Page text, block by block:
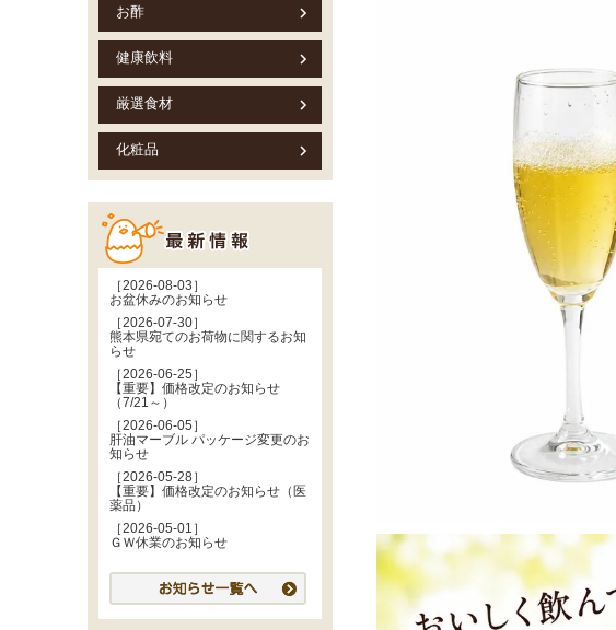
お酢
健康飲料
厳選食材
化粧品
［2026-08-03］
お盆休みのお知らせ
［2026-07-30］
熊本県宛てのお荷物に関するお知
らせ
［2026-06-25］
【重要】価格改定のお知らせ
（7/21～）
［2026-06-05］
肝油マーブル パッケージ変更のお
知らせ
［2026-05-28］
【重要】価格改定のお知らせ（医
薬品）
［2026-05-01］
ＧＷ休業のお知らせ